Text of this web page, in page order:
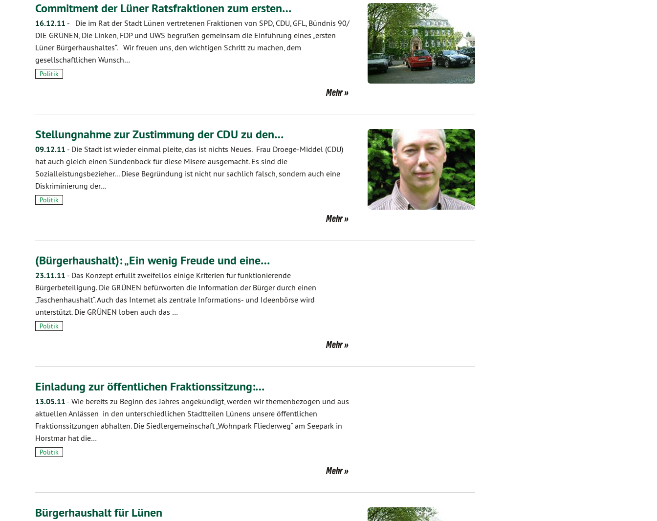
Commitment der Lüner Ratsfraktionen zum ersten…
16.12.11 -
Die im Rat der Stadt Lünen vertretenen Fraktionen von SPD, CDU, GFL, Bündnis 90/
DIE GRÜNEN, Die Linken, FDP und UWS begrüßen gemeinsam die Einführung eines „ersten
Lüner Bürgerhaushaltes“. Wir freuen uns, den wichtigen Schritt zu machen, dem
gesellschaftlichen Wunsch…
Politik
Mehr
Stellungnahme zur Zustimmung der CDU zu den…
09.12.11 - Die Stadt ist wieder einmal pleite, das ist nichts Neues. Frau Droege-Middel (CDU)
hat auch gleich einen Sündenbock für diese Misere ausgemacht. Es sind die
Sozialleistungsbezieher... Diese Begründung ist nicht nur sachlich falsch, sondern auch eine
Diskriminierung der…
Politik
Mehr
(Bürgerhaushalt): „Ein wenig Freude und eine…
23.11.11 - Das Konzept erfüllt zweifellos einige Kriterien für funktionierende
Bürgerbeteiligung. Die GRÜNEN befürworten die Information der Bürger durch einen
„Taschenhaushalt“. Auch das Internet als zentrale Informations- und Ideenbörse wird
unterstützt. Die GRÜNEN loben auch das …
Politik
Mehr
Einladung zur öffentlichen Fraktionssitzung:…
13.05.11 - Wie bereits zu Beginn des Jahres angekündigt, werden wir themenbezogen und aus
aktuellen Anlässen in den unterschiedlichen Stadtteilen Lünens unsere öffentlichen
Fraktionssitzungen abhalten. Die Siedlergemeinschaft „Wohnpark Fliederweg“ am Seepark in
Horstmar hat die…
Politik
Mehr
Bürgerhaushalt für Lünen